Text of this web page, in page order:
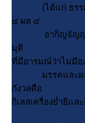
(ได้แก่ ธรรม ๙
๔ ผล ๔
อากิญจัญญายต
มุติ
ที่มีอารมณ์ว่าไม่มีอ
มรรคและผล ชื่
กังวลคือ
กิเลสเครื่องย่ำยีแล